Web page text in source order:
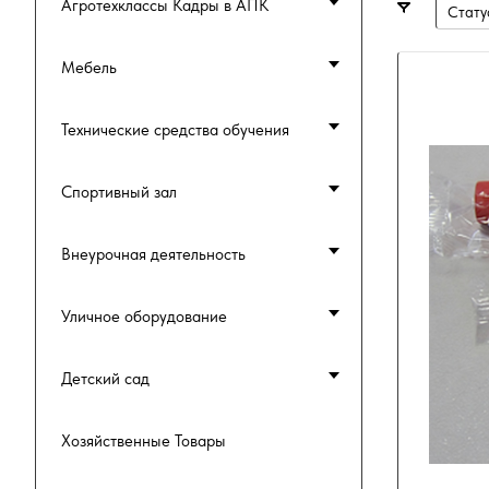
Агротехклассы Кадры в АПК
Мебель
Технические средства обучения
Спортивный зал
Внеурочная деятельность
Уличное оборудование
Детский сад
Хозяйственные Товары